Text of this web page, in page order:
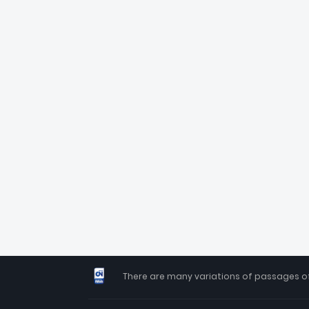
There are many variations of passages